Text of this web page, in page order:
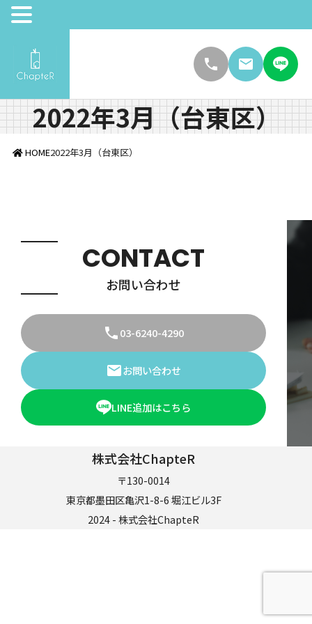
2022年3月（台東区）
HOME2022年3月（台東区）
CONTACT
お問い合わせ
03-6240-4290
お問い合わせ
LINE追加はこちら
株式会社ChapteR
〒130-0014
東京都墨田区亀沢1-8-6 堀江ビル3F
2024 - 株式会社ChapteR